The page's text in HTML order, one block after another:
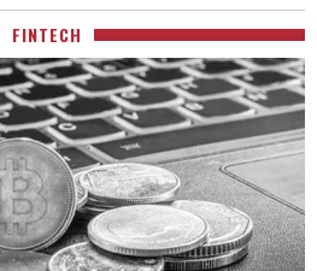
FINTECH